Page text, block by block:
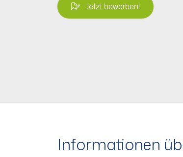
Jetzt bewerben!
Informationen